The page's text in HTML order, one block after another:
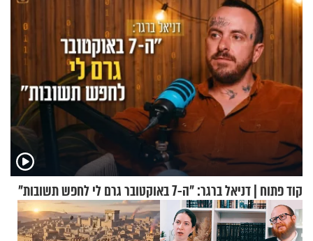
קוד פתוח | דניאל ברגר: "ה-7 באוקטובר גרם לי לחפש תשובות"